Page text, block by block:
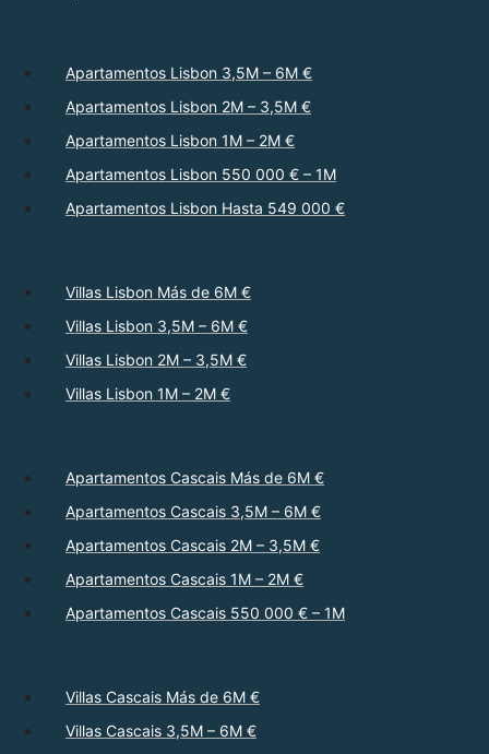
Apartamentos Lisbon 3,5M – 6M €
Apartamentos Lisbon 2M – 3,5M €
Apartamentos Lisbon 1M – 2M €
Apartamentos Lisbon 550 000 € – 1M
Apartamentos Lisbon Hasta 549 000 €
Villas Lisbon Más de 6M €
Villas Lisbon 3,5M – 6M €
Villas Lisbon 2M – 3,5M €
Villas Lisbon 1M – 2M €
Apartamentos Cascais Más de 6M €
Apartamentos Cascais 3,5M – 6M €
Apartamentos Cascais 2M – 3,5M €
Apartamentos Cascais 1M – 2M €
Apartamentos Cascais 550 000 € – 1M
Villas Cascais Más de 6M €
Villas Cascais 3,5M – 6M €